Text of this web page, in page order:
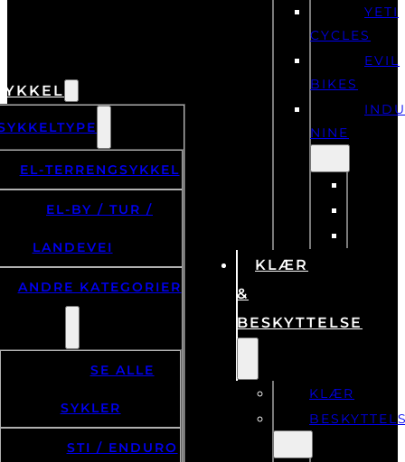
EL-TERRENGSYKKEL
EL-BY / TUR /
LANDEVEI
ANDRE KATEGORIER
SE ALLE
SYKLER
STI / ENDURO
YETI
CYCLES
EVIL
BIKES
NINE
KLÆR
&
BESKYTTELSE
KLÆR